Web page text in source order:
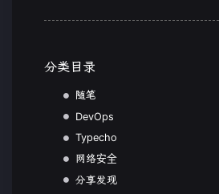
分类目录
随笔
DevOps
Typecho
网络安全
分享发现